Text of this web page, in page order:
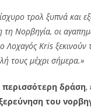
τρολ ξυπνά και
Νορβηγία, οι
Λοχαγός Kris ξεκινούν
τους μέχρι σήμερα.»
περισσότερη δράση,
του